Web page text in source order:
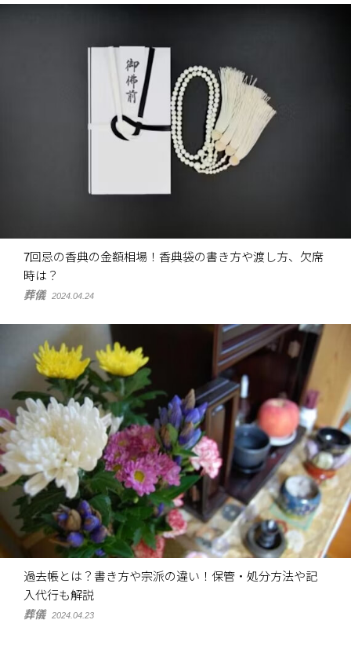
7回忌の香典の金額相場！香典袋の書き方や渡し方、欠席
時は？
葬儀 2024.04.24
過去帳とは？書き方や宗派の違い！保管・処分方法や記
入代行も解説
葬儀 2024.04.23